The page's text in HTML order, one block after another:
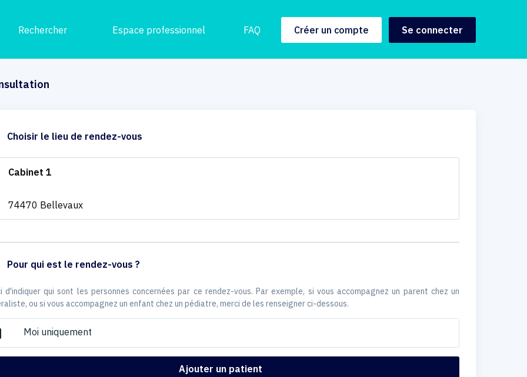
Rechercher Espace professionnel FAQ Créer un compte Se connecter
Choisir le lieu de rendez-vous
Cabinet 1
74470 Bellevaux
Pour qui est le rendez-vous ?
d'indiquer qui sont les personnes concernées par ce rendez-vous. Par exemple, si vous accompagnez un parent chez un
ou si vous accompagnez un enfant chez un pédiatre, merci de les renseigner ci-dessous.
Moi uniquement
Ajouter un patient